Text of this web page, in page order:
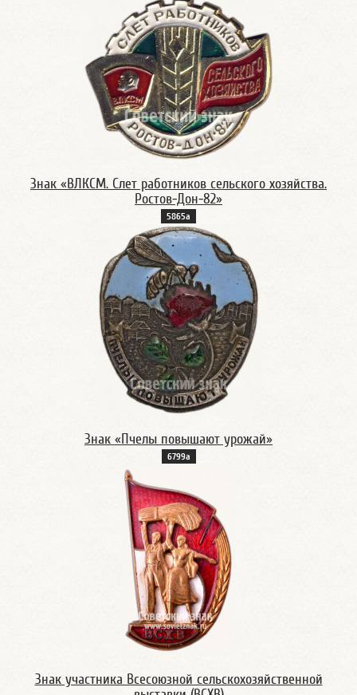
Знак «ВЛКСМ. Слет работников сельского хозяйства.
Ростов-Дон-82»
5865а
Знак «Пчелы повышают урожай»
6799а
Знак участника Всесоюзной сельскохозяйственной